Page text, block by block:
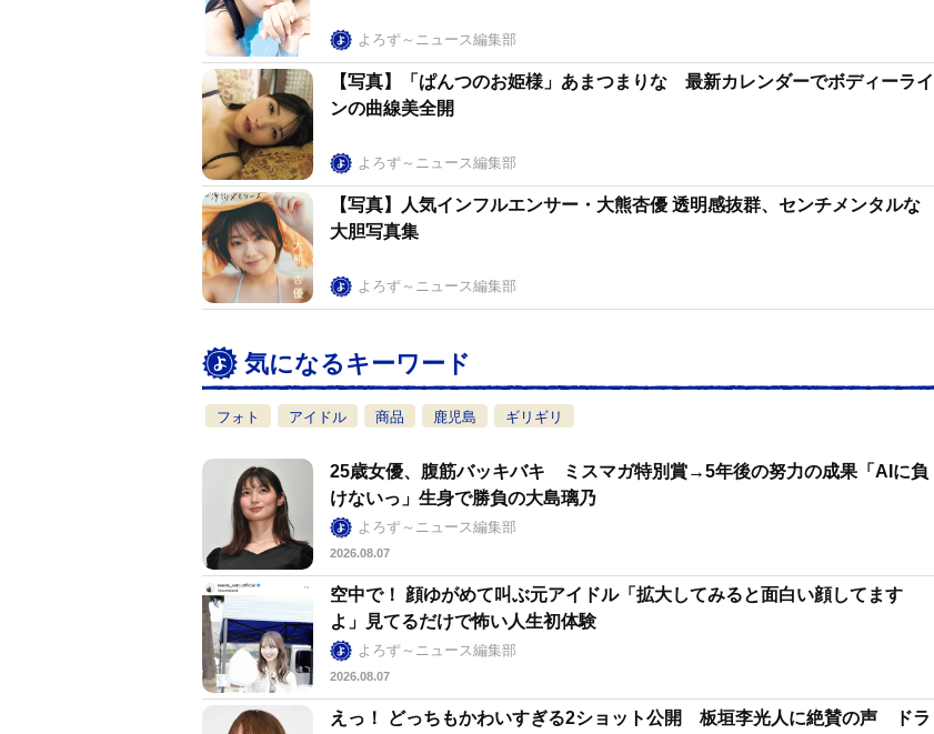
よろず～ニュース編集部
【写真】「ぱんつのお姫様」あまつまりな 最新カレンダーでボディーライ
ンの曲線美全開
よろず～ニュース編集部
【写真】人気インフルエンサー・大熊杏優 透明感抜群、センチメンタルな
大胆写真集
よろず～ニュース編集部
気になるキーワード
フォト アイドル 商品 鹿児島 ギリギリ
25歳女優、腹筋バッキバキ ミスマガ特別賞→5年後の努力の成果「AIに負
けないっ」生身で勝負の大島璃乃
よろず～ニュース編集部
2026.08.07
空中で！ 顔ゆがめて叫ぶ元アイドル「拡大してみると面白い顔してます
よ」見てるだけで怖い人生初体験
よろず～ニュース編集部
2026.08.07
えっ！ どっちもかわいすぎる2ショット公開 板垣李光人に絶賛の声 ドラ